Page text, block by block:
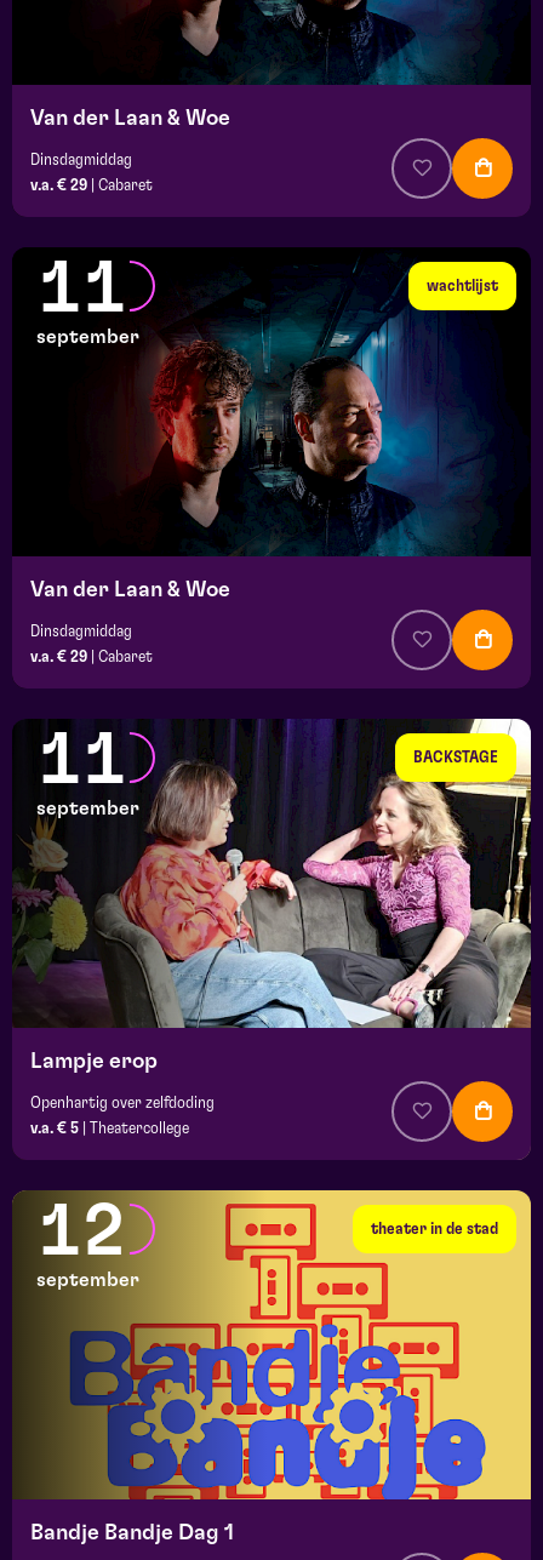
Van der Laan & Woe
Dinsdagmiddag
v.a. € 29
Cabaret
wachtlijst
11
september
Van der Laan & Woe
Dinsdagmiddag
v.a. € 29
Cabaret
BACKSTAGE
11
september
Lampje erop
Openhartig over zelfdoding
v.a. € 5
Theatercollege
theater in de stad
12
september
Bandje Bandje Dag 1